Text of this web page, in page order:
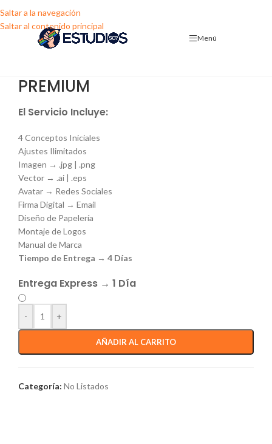
Saltar a la navegación
Saltar al contenido principal
Menú
PREMIUM
El Servicio Incluye:
4 Conceptos Iniciales
Ajustes Ilimitados
Imagen → .jpg | .png
Vector → .ai | .eps
Avatar → Redes Sociales
Firma Digital → Email
Diseño de Papelería
Montaje de Logos
Manual de Marca
Tiempo de Entrega → 4 Días
Entrega Express → 1 Día
- +
AÑADIR AL CARRITO
Categoría: No Listados